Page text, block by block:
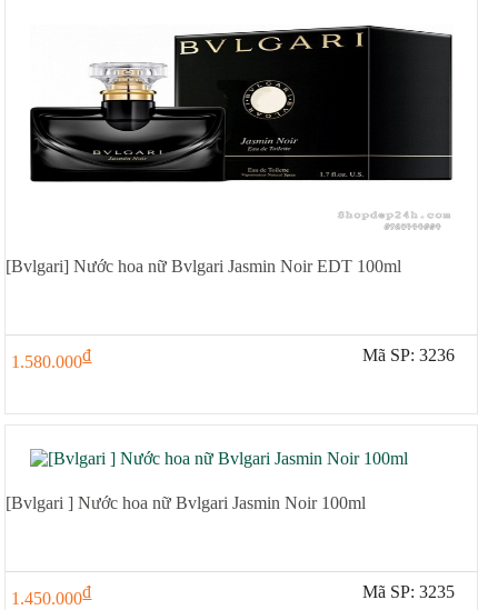
[Bvlgari] Nước hoa nữ Bvlgari Jasmin Noir EDT 100ml
1.580.000đ Mã SP: 3236
[Bvlgari ] Nước hoa nữ Bvlgari Jasmin Noir 100ml
1.450.000đ Mã SP: 3235